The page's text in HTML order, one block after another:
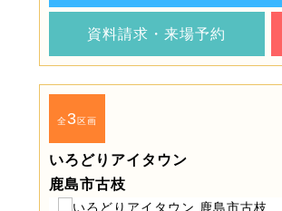
資料請求・来場予約
全3区画
いろどりアイタウン
鹿島市古枝